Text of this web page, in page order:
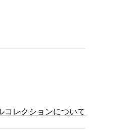
コレクションについて